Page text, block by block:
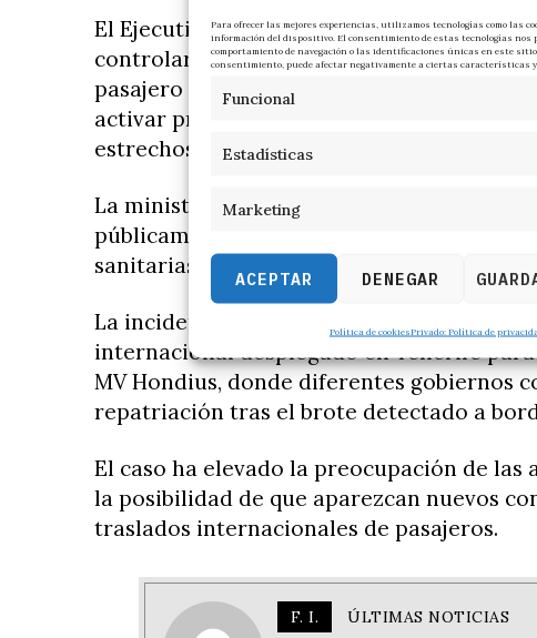
Para ofrecer las mejores experiencias, utilizamos tecnologías como las
información del dispositivo. El consentimiento de estas tecnologías nos
comportamiento de navegación o las identificaciones únicas en este
consentimiento, puede afectar negativamente a ciertas características y
Funcional
Estadísticas
Marketing
ACEPTAR DENEGAR
Política de cookiesPrivado: Política de
El Ejecutivo francés prepara además
controlar cualquier posible cadena de
pasajero sintomático. Lecornu anunció
activar protocolos de aislamiento
estrechos como a la protección general
La ministra de Salud francesa, Stéphanie
públicamente esta noche para explicar el
sanitarias y la evolución de la situación.
La incidencia se produce apenas horas
internacional desplegado en Tenerife
MV Hondius, donde diferentes gobiernos
repatriación tras el brote detectado a
El caso ha elevado la preocupación de
la posibilidad de que aparezcan nuevos
traslados internacionales de pasajeros.
F. I. ÚLTIMAS NOTICIAS